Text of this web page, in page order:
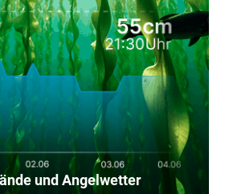
und Angelwetter